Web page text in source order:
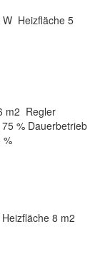
W Heizfläche 5
m2 Regler
% Dauerbetrieb
%
Heizfläche 8 m2